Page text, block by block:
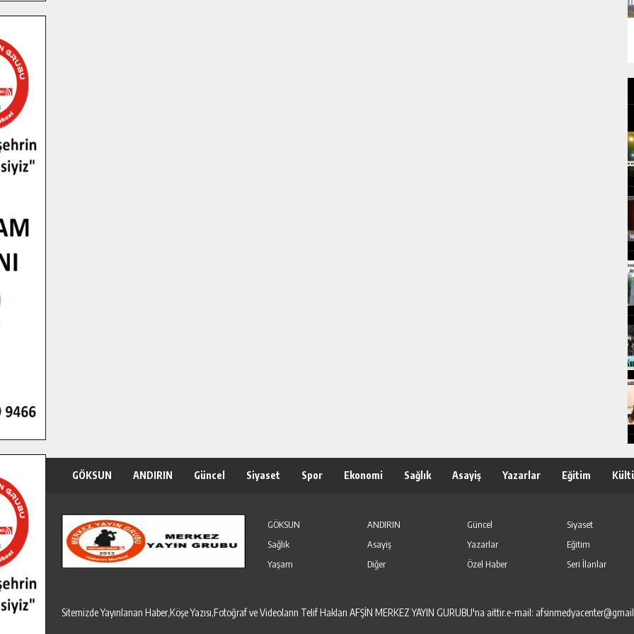
GÖKSUN ANDIRIN Güncel Siyaset Spor Ekonomi Sağlık Asayiş Yazarlar Eğitim
GÖKSUN ANDIRIN Güncel Siyaset
Sağlık
Asayiş Yazarlar Eğitim
Yaşam
Diğer Özel Haber Seri İlanlar
Sitemizde Yayınlanan Haber,Köşe Yazısı,Fotoğraf ve Videoların Telif Hakları AFŞİN MERKEZ YAYIN GURUBU'na aittir.e-mail: